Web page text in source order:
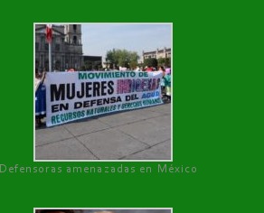
Defensoras amenazadas en México